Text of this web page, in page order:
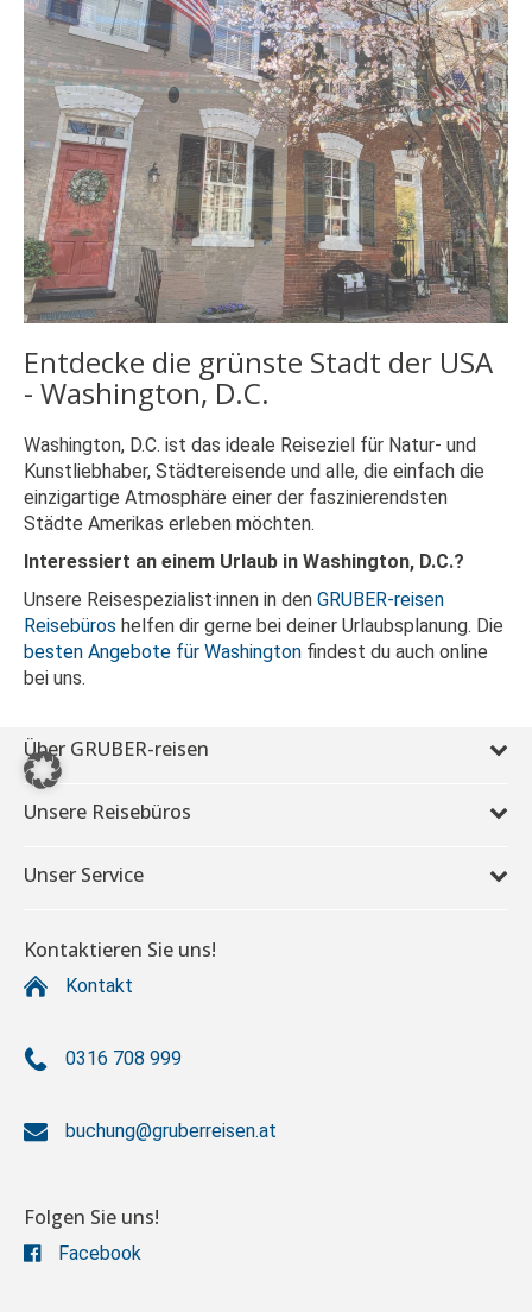
Entdecke die grünste Stadt der USA
- Washington, D.C.
Washington, D.C. ist das ideale Reiseziel für Natur- und
Kunstliebhaber, Städtereisende und alle, die einfach die
einzigartige Atmosphäre einer der faszinierendsten
Städte Amerikas erleben möchten.
Interessiert an einem Urlaub in Washington, D.C.?
Unsere Reisespezialist·innen in den GRUBER-reisen
Reisebüros helfen dir gerne bei deiner Urlaubsplanung. Die
besten Angebote für Washington findest du auch online
bei uns.
Über GRUBER-reisen
Unsere Reisebüros
Unser Service
Kontaktieren Sie uns!
Kontakt
0316 708 999
buchung@gruberreisen.at
Folgen Sie uns!
Facebook